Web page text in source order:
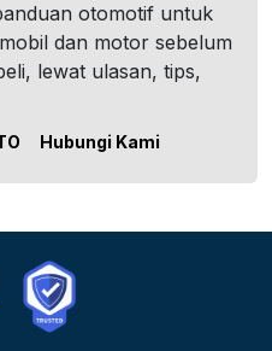
otomotif untuk
dan motor sebelum
lewat ulasan, tips,
Hubungi Kami